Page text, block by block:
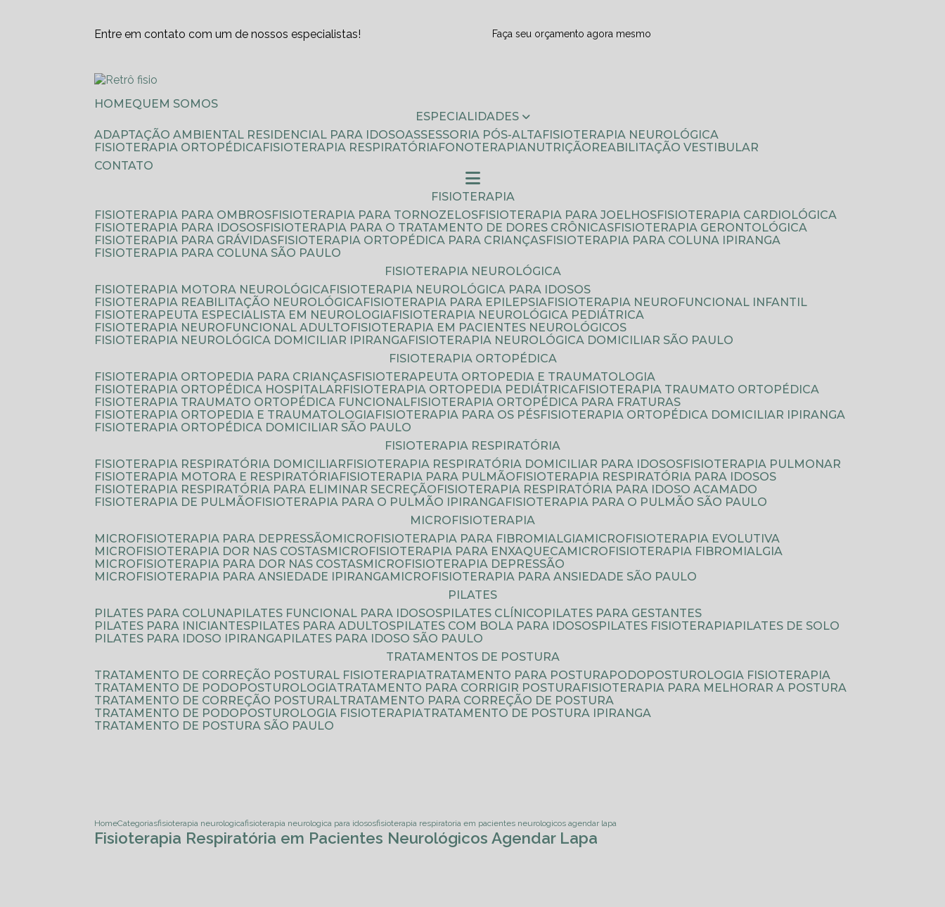
Entre em contato com um de nossos especialistas! Faça seu orçamento agora mesmo
HOME
QUEM SOMOS
ESPECIALIDADES
ADAPTAÇÃO AMBIENTAL RESIDENCIAL PARA IDOSO
ASSESSORIA PÓS-ALTA
FISIOTERAPIA NEUROLÓGICA
FISIOTERAPIA ORTOPÉDICA
FISIOTERAPIA RESPIRATÓRIA FONOTERAPIA NUTRIÇÃO
REABILITAÇÃO VESTIBULAR
CONTATO
FISIOTERAPIA
FISIOTERAPIA PARA OMBROS
FISIOTERAPIA PARA TORNOZELOS FISIOTERAPIA PARA JOELHOS
FISIOTERAPIA CARDIOLÓGICA
FISIOTERAPIA PARA IDOSOS
FISIOTERAPIA PARA O TRATAMENTO DE DORES CRÔNICAS
FISIOTERAPIA GERONTOLÓGICA
FISIOTERAPIA PARA GRÁVIDAS
FISIOTERAPIA ORTOPÉDICA PARA CRIANÇAS
FISIOTERAPIA PARA COLUNA IPIRANGA
FISIOTERAPIA PARA COLUNA SÃO PAULO
FISIOTERAPIA NEUROLÓGICA
FISIOTERAPIA MOTORA NEUROLÓGICA
FISIOTERAPIA NEUROLÓGICA PARA IDOSOS
FISIOTERAPIA REABILITAÇÃO NEUROLÓGICA
FISIOTERAPIA PARA EPILEPSIA
FISIOTERAPIA NEUROFUNCIONAL INFANTIL
FISIOTERAPEUTA ESPECIALISTA EM NEUROLOGIA
FISIOTERAPIA NEUROLÓGICA PEDIÁTRICA
FISIOTERAPIA NEUROFUNCIONAL ADULTO
FISIOTERAPIA EM PACIENTES NEUROLÓGICOS
FISIOTERAPIA NEUROLÓGICA DOMICILIAR IPIRANGA
FISIOTERAPIA NEUROLÓGICA DOMICILIAR SÃO PAULO
FISIOTERAPIA ORTOPÉDICA
FISIOTERAPIA ORTOPEDIA PARA CRIANÇAS
FISIOTERAPEUTA ORTOPEDIA E TRAUMATOLOGIA
FISIOTERAPIA ORTOPÉDICA HOSPITALAR
FISIOTERAPIA ORTOPEDIA PEDIÁTRICA
FISIOTERAPIA TRAUMATO ORTOPÉDICA
FISIOTERAPIA TRAUMATO ORTOPÉDICA FUNCIONAL
FISIOTERAPIA ORTOPÉDICA PARA FRATURAS
FISIOTERAPIA ORTOPEDIA E TRAUMATOLOGIA
FISIOTERAPIA PARA OS PÉS
FISIOTERAPIA ORTOPÉDICA DOMICILIAR IPIRANGA
FISIOTERAPIA ORTOPÉDICA DOMICILIAR SÃO PAULO
FISIOTERAPIA RESPIRATÓRIA
FISIOTERAPIA RESPIRATÓRIA DOMICILIAR
FISIOTERAPIA RESPIRATÓRIA DOMICILIAR PARA IDOSOS
FISIOTERAPIA PULMONAR
FISIOTERAPIA MOTORA E RESPIRATÓRIA
FISIOTERAPIA PARA PULMÃO
FISIOTERAPIA RESPIRATÓRIA PARA IDOSOS
FISIOTERAPIA RESPIRATÓRIA PARA ELIMINAR SECREÇÃO
FISIOTERAPIA RESPIRATÓRIA PARA IDOSO ACAMADO
FISIOTERAPIA DE PULMÃO
FISIOTERAPIA PARA O PULMÃO IPIRANGA
FISIOTERAPIA PARA O PULMÃO SÃO PAULO
MICROFISIOTERAPIA
MICROFISIOTERAPIA PARA DEPRESSÃO
MICROFISIOTERAPIA PARA FIBROMIALGIA
MICROFISIOTERAPIA EVOLUTIVA
MICROFISIOTERAPIA DOR NAS COSTAS
MICROFISIOTERAPIA PARA ENXAQUECA
MICROFISIOTERAPIA FIBROMIALGIA
MICROFISIOTERAPIA PARA DOR NAS COSTAS
MICROFISIOTERAPIA DEPRESSÃO
MICROFISIOTERAPIA PARA ANSIEDADE IPIRANGA
MICROFISIOTERAPIA PARA ANSIEDADE SÃO PAULO
PILATES
PILATES PARA COLUNA
PILATES FUNCIONAL PARA IDOSOS PILATES CLÍNICO
PILATES PARA GESTANTES
PILATES PARA INICIANTES
PILATES PARA ADULTOS PILATES COM BOLA PARA IDOSOS PILATES FISIOTERAPIA
PILATES DE SOLO
PILATES PARA IDOSO IPIRANGA
PILATES PARA IDOSO SÃO PAULO
TRATAMENTOS DE POSTURA
TRATAMENTO DE CORREÇÃO POSTURAL FISIOTERAPIA
TRATAMENTO PARA POSTURA
PODOPOSTUROLOGIA FISIOTERAPIA
TRATAMENTO DE PODOPOSTUROLOGIA
TRATAMENTO PARA CORRIGIR POSTURA
FISIOTERAPIA PARA MELHORAR A POSTURA
TRATAMENTO DE CORREÇÃO POSTURAL
TRATAMENTO PARA CORREÇÃO DE POSTURA
TRATAMENTO DE PODOPOSTUROLOGIA FISIOTERAPIA
TRATAMENTO DE POSTURA IPIRANGA
TRATAMENTO DE POSTURA SÃO PAULO
HomeCategoriasfisioterapia neurologicafisioterapia neurologica para idososfisioterapia respiratoria em pacientes neurologicos agendar lapa
Fisioterapia Respiratória em Pacientes Neurológicos Agendar Lapa